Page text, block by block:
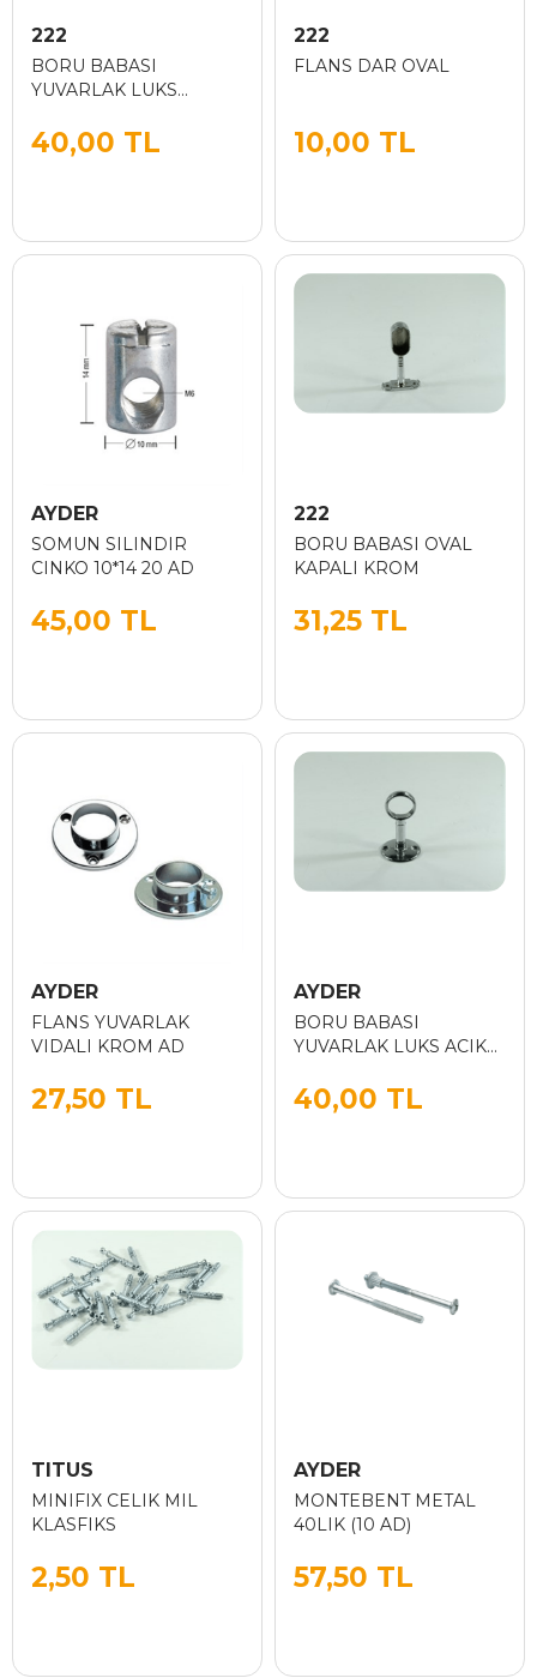
222
BORU BABASI
YUVARLAK LUKS
40,00 TL
222
FLANS DAR OVAL
10,00 TL
AYDER
SOMUN SILINDIR
CINKO 10*14 20 AD
45,00 TL
222
BORU BABASI OVAL
KAPALI KROM
31,25 TL
AYDER
FLANS YUVARLAK
VIDALI KROM AD
27,50 TL
AYDER
BORU BABASI
YUVARLAK LUKS ACIK
40,00 TL
TITUS
MINIFIX CELIK MIL
KLASFIKS
2,50 TL
AYDER
MONTEBENT METAL
40LIK (10 AD)
57,50 TL